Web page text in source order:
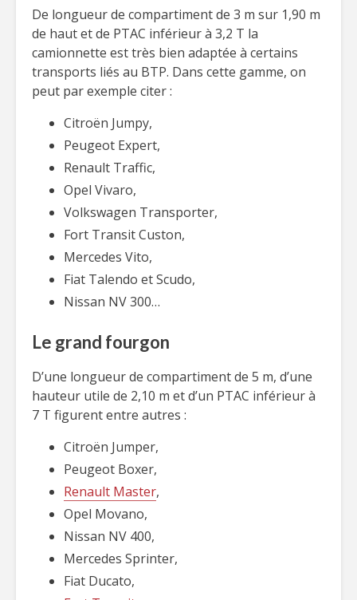
De longueur de compartiment de 3 m sur 1,90 m
de haut et de PTAC inférieur à 3,2 T la
camionnette est très bien adaptée à certains
transports liés au BTP. Dans cette gamme, on
peut par exemple citer :
Citroën Jumpy,
Peugeot Expert,
Renault Traffic,
Opel Vivaro,
Volkswagen Transporter,
Fort Transit Custon,
Mercedes Vito,
Fiat Talendo et Scudo,
Nissan NV 300…
Le grand fourgon
D’une longueur de compartiment de 5 m, d’une
hauteur utile de 2,10 m et d’un PTAC inférieur à
7 T figurent entre autres :
Citroën Jumper,
Peugeot Boxer,
Renault Master,
Opel Movano,
Nissan NV 400,
Mercedes Sprinter,
Fiat Ducato,